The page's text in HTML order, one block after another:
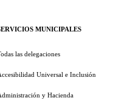
MUNICIPALES
las delegaciones
Universal e Inclusión
y Hacienda